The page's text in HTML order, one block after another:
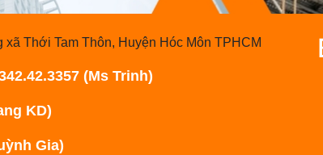
Thới Tam Thôn, Huyện Hóc Môn TPHCM
(Ms Trinh)
KD)
Gia)